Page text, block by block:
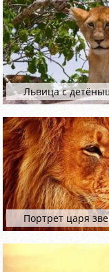
Львица с
Портрет царя